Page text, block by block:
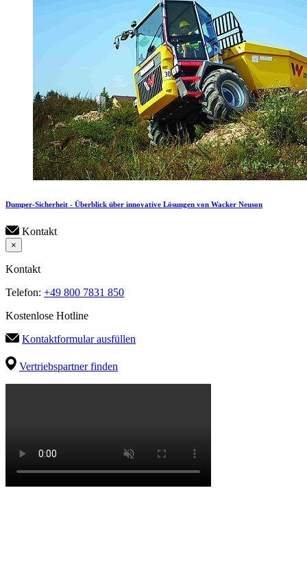
Dumper-Sicherheit - Überblick über innovative Lösungen von Wacker Neuson
Kontakt
×
Kontakt
Telefon: +49 800 7831 850
Kostenlose Hotline
Kontaktformular ausfüllen
Vertriebspartner finden